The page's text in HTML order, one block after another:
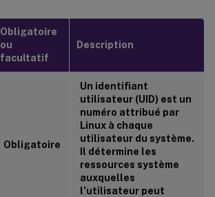
Obligatoire
ou
facultatif
Description
Obligatoire
Un identifiant
utilisateur (UID) est un
numéro attribué par
Linux à chaque
utilisateur du système.
Il détermine les
ressources système
auxquelles
l’utilisateur peut